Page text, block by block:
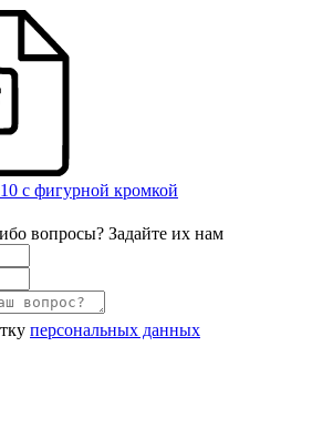
с фигурной кромкой
вопросы? Задайте их нам
персональных данных